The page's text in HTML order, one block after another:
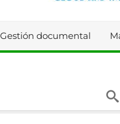
Gestión documental